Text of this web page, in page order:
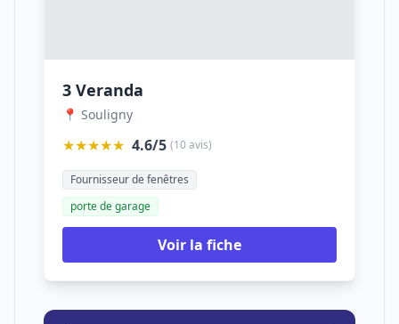
3 Veranda
📍 Souligny
★★★★★ 4.6/5 (10 avis)
Fournisseur de fenêtres
porte de garage
Voir la fiche